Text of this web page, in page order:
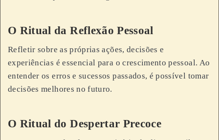
O Ritual da Reflexão Pessoal
Refletir sobre as próprias ações, decisões e
experiências é essencial para o crescimento pessoal. Ao
entender os erros e sucessos passados, é possível tomar
decisões melhores no futuro.
O Ritual do Despertar Precoce